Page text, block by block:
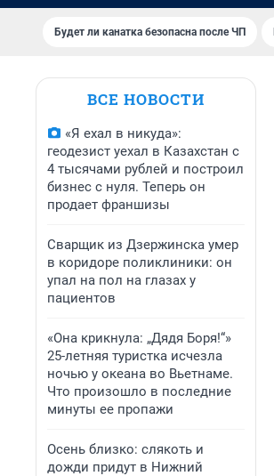
Будет ли канатка безопасна после ЧП
ВСЕ НОВОСТИ
«Я ехал в никуда»:
геодезист уехал в Казахстан с
4 тысячами рублей и построил
бизнес с нуля. Теперь он
продает франшизы
Сварщик из Дзержинска умер
в коридоре поликлиники: он
упал на пол на глазах у
пациентов
«Она крикнула: „Дядя Боря!“»
25-летняя туристка исчезла
ночью у океана во Вьетнаме.
Что произошло в последние
минуты ее пропажи
Осень близко: слякоть и
дожди придут в Нижний